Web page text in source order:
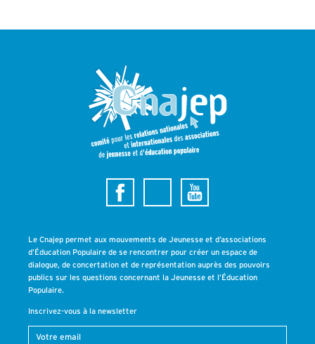
Le Cnajep permet aux mouvements de Jeunesse et d’associations
d’Éducation Populaire de se rencontrer pour créer un espace de
dialogue, de concertation et de représentation auprès des pouvoirs
publics sur les questions concernant la Jeunesse et l’Éducation
Populaire.
Inscrivez-vous à la newsletter